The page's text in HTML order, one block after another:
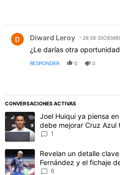
Diward Leroy 26 DE
¿Le darías otra
RESPONDER 0 0
CONVERSACIONES ACTIVAS
Este listado muestra los artículos
Un artículo de tendencia con el
Joel Huiqui ya piensa
debe mejorar Cruz Azul
1
Un artículo de tendencia con el
Revelan un detalle
Fernández y el fichaje
6